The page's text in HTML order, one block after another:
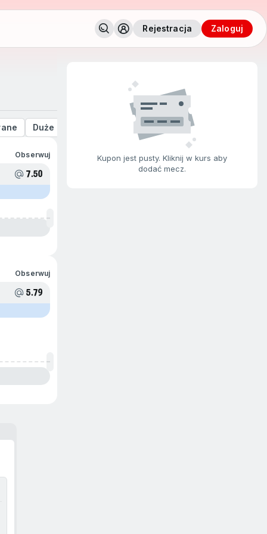
Rejestracja zaloguj
Kupon jest pusty. Kliknij w kurs aby
dodać mecz.
Duże stawki
Obserwuj
7.50
Obserwuj
5.79